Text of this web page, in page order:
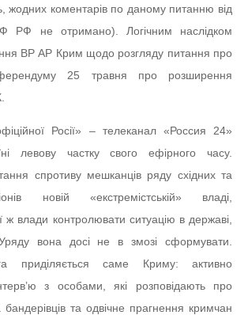
жодних коментарів по даному питанню від
РФ не отримано). Логічним наслідком
ВР АР Крим щодо розгляду питання про
25 травня про розширення
Росії» – телеканал «Россия 24»
левову частку свого ефірного часу.
спротиву мешканців ряду східних та
новій «екстремістській» владі,
ж влади контролювати ситуацію в державі,
Уряду вона досі не в змозі сформувати.
приділяється саме Криму: активно
з особами, які розповідають про
бандерівців та одвічне прагнення кримчан